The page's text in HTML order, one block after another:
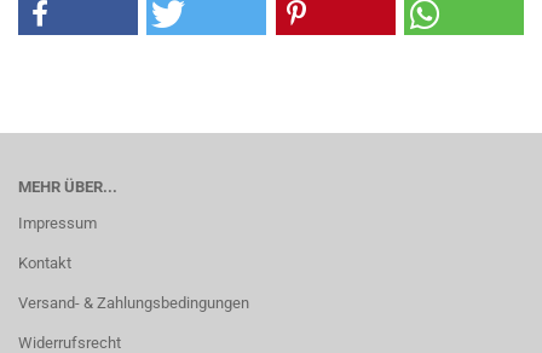
MEHR ÜBER...
Impressum
Kontakt
Versand- & Zahlungsbedingungen
Widerrufsrecht